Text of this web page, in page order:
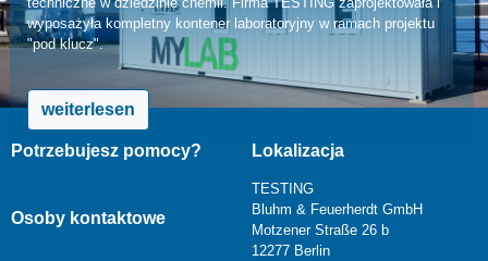
wyposażyła kompletny kontener laboratoryjny w ramach projektu
"pod klucz".
weiterlesen
Potrzebujesz pomocy?
Osoby kontaktowe
Lokalizacja
TESTING
Bluhm & Feuerherdt GmbH
Motzener Straße 26 b
12277 Berlin